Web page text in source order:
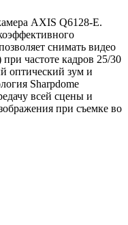
AXIS Q6128-E.
снимать видео
частоте кадров 25/30
оптический зум и
Sharpdome
всей сцены и
при съемке во